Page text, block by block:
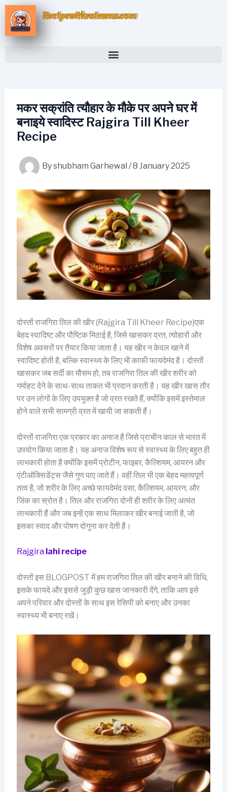
Skip
content
Recipewithraimens.com
मकर सक्रांति त्यौहार के मौके पर अपने घर में
बनाइये स्वादिस्ट Rajgira Till Kheer
Recipe
Byshubham Garhewal /8 January 2025
दोस्तों राजगिरा तिल की खीर (Rajgira Till Kheer Recipe)एक
बेहद स्वादिष्ट और पौष्टिक मिठाई है, जिसे खासकर व्रत, त्योहारों और
विशेष अवसरों पर तैयार किया जाता है। यह खीर न केवल खाने में
स्वादिष्ट होती है, बल्कि स्वास्थ्य के लिए भी काफी फायदेमंद है। दोस्तों
खासकर जब सर्दी का मौसम हो, तब राजगिरा तिल की खीर शरीर को
गर्माहट देने के साथ-साथ ताकत भी प्रदान करती है। यह खीर खास तौर
पर उन लोगों के लिए उपयुक्त है जो व्रत रखते हैं, क्योंकि इसमें इस्तेमाल
होने वाले सभी सामग्री व्रत में खायी जा सकती हैं।
दोस्तों राजगिरा एक प्रकार का अनाज है जिसे प्राचीन काल से भारत में
उपयोग किया जाता है। यह अनाज विशेष रूप से स्वास्थ्य के लिए बहुत ही
लाभकारी होता है क्योंकि इसमें प्रोटीन, फाइबर, कैल्शियम, आयरन और
एंटीऑक्सिडेंट्स जैसे गुण पाए जाते हैं। वहीं तिल भी एक बेहद महत्वपूर्ण
तत्व है, जो शरीर के लिए अच्छे फायदेमंद वसा, कैल्शियम, आयरन, और
जिंक का स्रोत है। तिल और राजगिरा दोनों ही शरीर के लिए अत्यंत
लाभकारी हैं और जब इन्हें एक साथ मिलाकर खीर बनाई जाती है, जो
इसका स्वाद और पोषण दोगुना कर देती है।
Rajgira lahi recipe
दोस्तों इस BLOGPOST में हम राजगिरा तिल की खीर बनाने की विधि,
इसके फायदे और इससे जुड़ी कुछ खास जानकारी देंगे, ताकि आप इसे
अपने परिवार और दोस्तों के साथ इस रेसिपी को बनाए और उनका
स्वास्थ्य भी बनाए रखें।